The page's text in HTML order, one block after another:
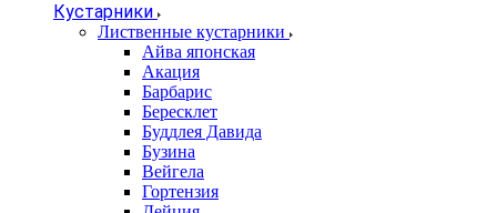
Кустарники
Лиственные кустарники
Айва японская
Акация
Барбарис
Бересклет
Буддлея Давида
Бузина
Вейгела
Гортензия